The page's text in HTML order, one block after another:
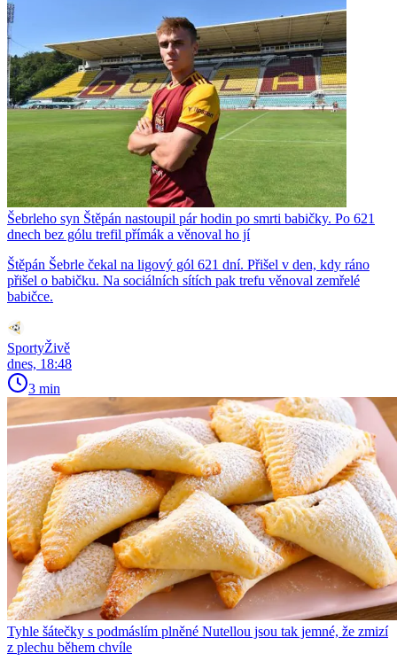
Šebrleho syn Štěpán nastoupil pár hodin po smrti babičky. Po 621
dnech bez gólu trefil přímák a věnoval ho jí
Štěpán Šebrle čekal na ligový gól 621 dní. Přišel v den, kdy ráno
přišel o babičku. Na sociálních sítích pak trefu věnoval zemřelé
babičce.
SportyŽivě
dnes, 18:48
3 min
Tyhle šátečky s podmáslím plněné Nutellou jsou tak jemné, že zmizí
z plechu během chvíle